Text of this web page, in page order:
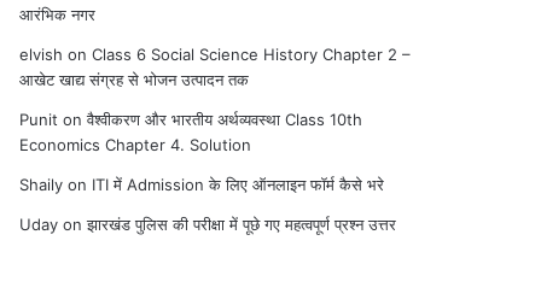
आरंभिक नगर
elvish onClass 6 Social Science History Chapter 2 –
आखेट खाद्य संग्रह से भोजन उत्पादन तक
Punit onवैश्वीकरण और भारतीय अर्थव्यवस्था Class 10th
Economics Chapter 4. Solution
Shaily on ITI में Admission के लिए ऑनलाइन फॉर्म कैसे भरे
Uday onझारखंड पुलिस की परीक्षा में पूछे गए महत्वपूर्ण प्रश्न उत्तर